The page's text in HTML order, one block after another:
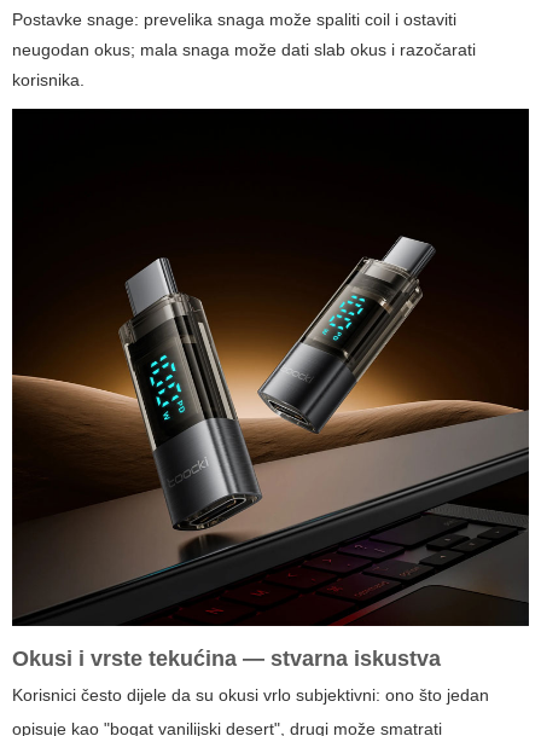
Postavke snage: prevelika snaga može spaliti coil i ostaviti
neugodan okus; mala snaga može dati slab okus i razočarati
korisnika.
Okusi i vrste tekućina — stvarna iskustva
Korisnici često dijele da su okusi vrlo subjektivni: ono što jedan
opisuje kao "bogat vanilijski desert", drugi može smatrati